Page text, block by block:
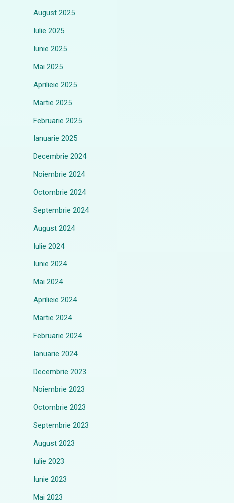
August 2025
Iulie 2025
Iunie 2025
Mai 2025
Aprilieie 2025
Martie 2025
Februarie 2025
Ianuarie 2025
Decembrie 2024
Noiembrie 2024
Octombrie 2024
Septembrie 2024
August 2024
Iulie 2024
Iunie 2024
Mai 2024
Aprilieie 2024
Martie 2024
Februarie 2024
Ianuarie 2024
Decembrie 2023
Noiembrie 2023
Octombrie 2023
Septembrie 2023
August 2023
Iulie 2023
Iunie 2023
Mai 2023